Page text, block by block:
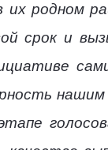
их родном
срок и